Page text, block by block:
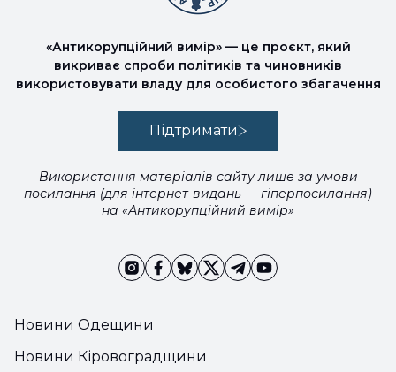
Новини Одещини
Новини Кіровоградщини
«Антикорупційний вимір» — це проєкт, який
викриває спроби політиків та чиновників
використовувати владу для особистого збагачення
Підтримати
Використання матеріалів сайту лише за умови
посилання (для інтернет-видань — гіперпосилання)
на «Антикорупційний вимір»